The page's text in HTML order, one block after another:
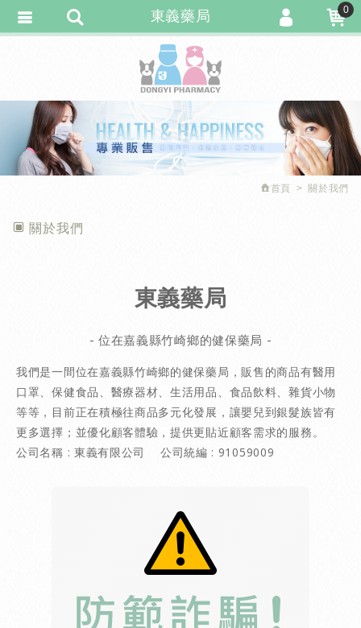
首頁 關於我們
關於我們
東義藥局
- 位在嘉義縣竹崎鄉的健保藥局 -
我們是一間位在嘉義縣竹崎鄉的健保藥局，販售的商品有醫用
口罩、保健食品、醫療器材、生活用品、食品飲料、雜貨小物
等等，目前正在積極往商品多元化發展，讓嬰兒到銀髮族皆有
更多選擇；並優化顧客體驗，提供更貼近顧客需求的服務。
公司名稱 : 東義有限公司 公司統編 : 91059009
東義藥局 0
會員登入
會員註冊
忘記密碼
訂單查詢
追蹤清單
繁體中文